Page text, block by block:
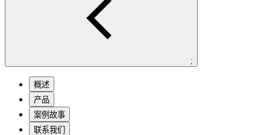
;
概述
产品
案例故事
联系我们